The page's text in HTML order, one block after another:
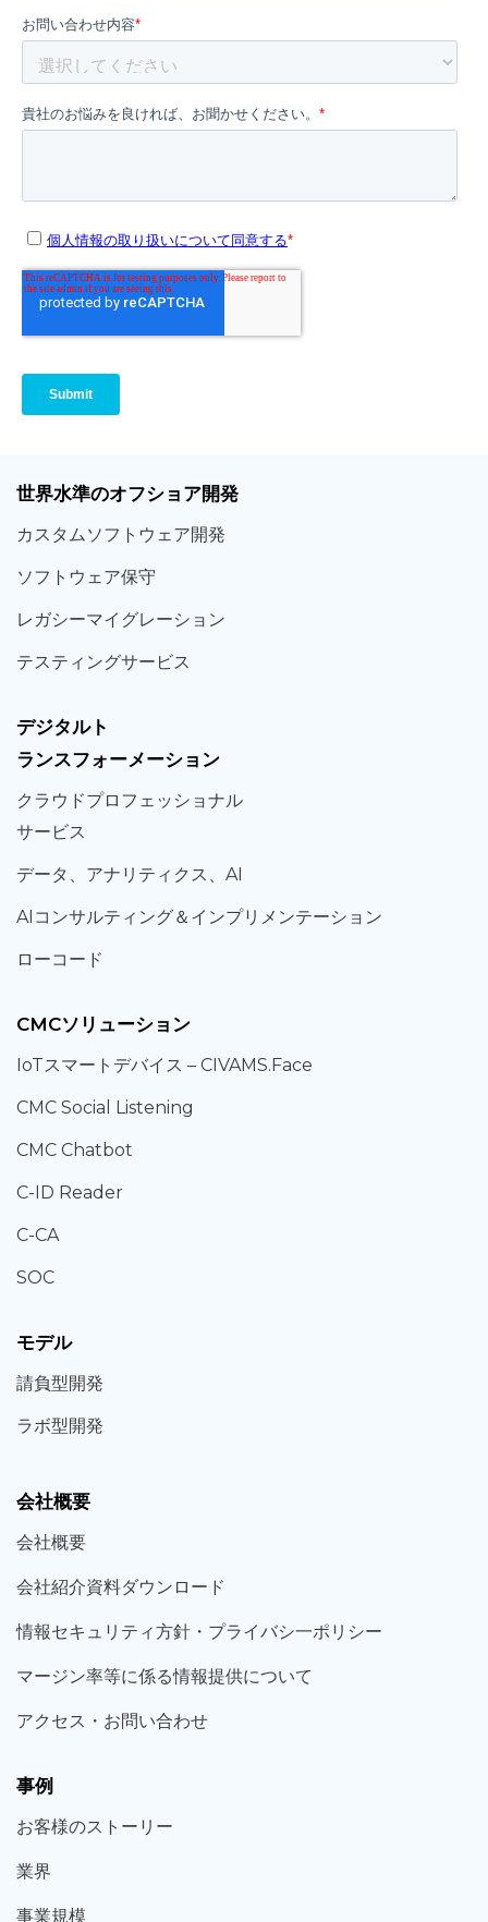
世界水準のオフショア開発
カスタム ソフトウェア開発
ソフト ウェア保守
レガシーマイグレーション
テスティングサービス
デジタルト
ランスフォーメーション
クラウドプロフェッショナル
サービス
データ、 アナリティクス、 AI
AIコンサルティング＆ インプリメンテーション
ローコード
CMCソリューション
IoTスマートデバイス – CIVAMS.Face
CMC Social Listening
CMC Chatbot
C-ID Reader
C-CA
SOC
モデル
請負型開発
ラボ型開発
会社概要
会社概要
会社紹介資料ダウンロード
情報セキュリティ方針・プライバシ一ポリシー
マージン率等に係る情報提供について
アクセス・お問い合わせ
事例
お客様のストーリー
業界
事業規模